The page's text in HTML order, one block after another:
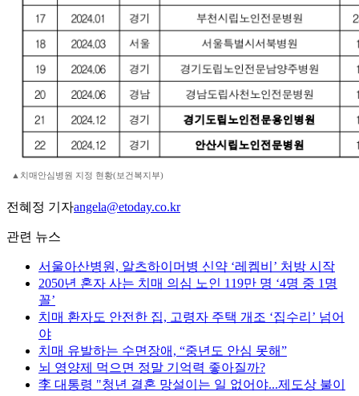
▲치매안심병원 지정 현황(보건복지부)
전혜정 기자angela@etoday.co.kr
관련 뉴스
서울아산병원, 알츠하이머병 신약 ‘레켐비’ 처방 시작
2050년 혼자 사는 치매 의심 노인 119만 명 ‘4명 중 1명
꼴’
치매 환자도 안전한 집, 고령자 주택 개조 ‘집수리’ 넘어
야
치매 유발하는 수면장애, “중년도 안심 못해”
뇌 영양제 먹으면 정말 기억력 좋아질까?
李 대통령 "청년 결혼 망설이는 일 없어야...제도상 불이